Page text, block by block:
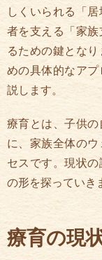
しくいられる「
者を支える「家
るための鍵とな
めの具体的なア
説します。
療育とは、子供
に、家族全体の
セスです。現状
の形を探っていき
療育の現